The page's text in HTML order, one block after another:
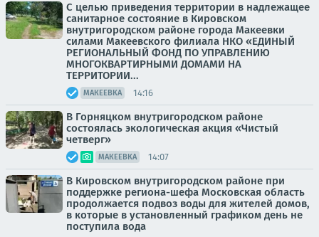
С целью приведения территории в надлежащее
санитарное состояние в Кировском
внутригородском районе города Макеевки
силами Макеевского филиала НКО «ЕДИНЫЙ
РЕГИОНАЛЬНЫЙ ФОНД ПО УПРАВЛЕНИЮ
МНОГОКВАРТИРНЫМИ ДОМАМИ НА
ТЕРРИТОРИИ...
МАКЕЕВКА 14:16
В Горняцком внутригородском районе
состоялась экологическая акция «Чистый
четверг»
МАКЕЕВКА 14:07
В Кировском внутригородском районе при
поддержке региона-шефа Московская область
продолжается подвоз воды для жителей домов,
в которые в установленный графиком день не
поступила вода